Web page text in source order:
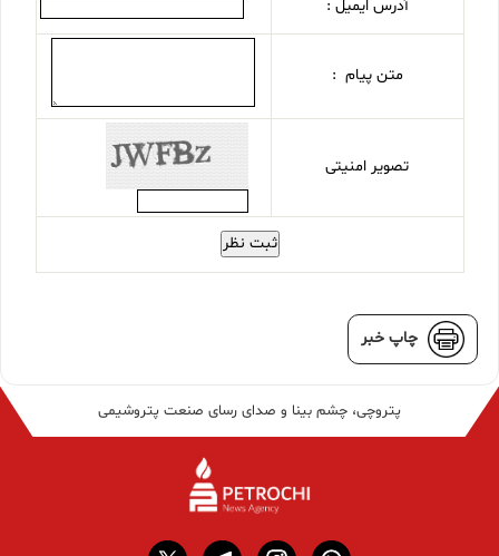
آدرس ایمیل :
متن پیام :
تصویر امنیتی
ثبت نظر
چاپ خبر
پتروچی، چشم بینا و صدای رسای صنعت پتروشیمی